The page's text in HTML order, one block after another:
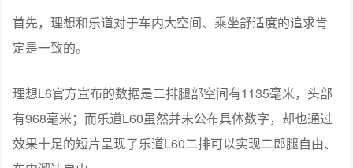
首先，理想和乐道对于车内大空间、乘坐舒适度的追求肯
定是一致的。
理想L6官方宣布的数据是二排腿部空间有1135毫米，头部
有968毫米；而乐道L60虽然并未公布具体数字，却也通过
效果十足的短片呈现了乐道L60二排可以实现二郎腿自由、